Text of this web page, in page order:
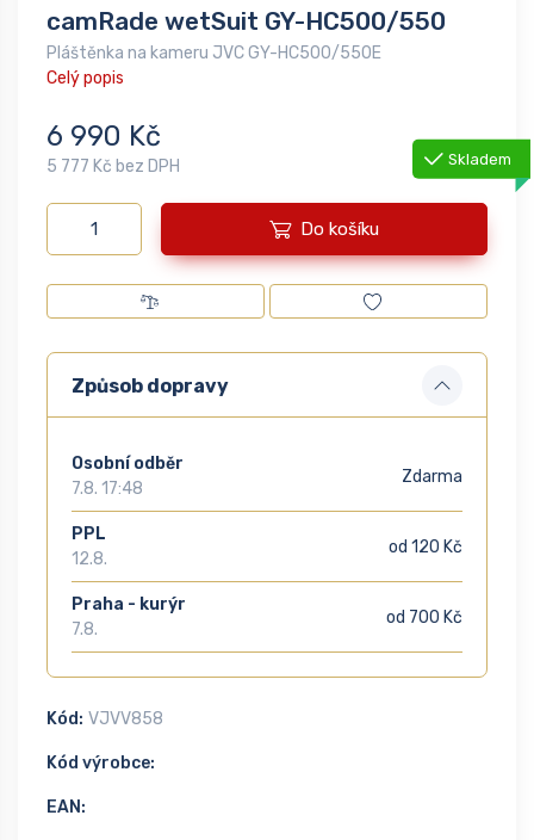
camRade wetSuit GY-HC500/550
Pláštěnka na kameru JVC GY-HC500/550E
Celý popis
6 990 Kč
5 777 Kč bez DPH Skladem
Do košíku
Způsob dopravy
Osobní odběr
7.8. 17:48
Zdarma
PPL
12.8.
od 120 Kč
Praha - kurýr
7.8.
od 700 Kč
Kód: VJVV858
Kód výrobce:
EAN: